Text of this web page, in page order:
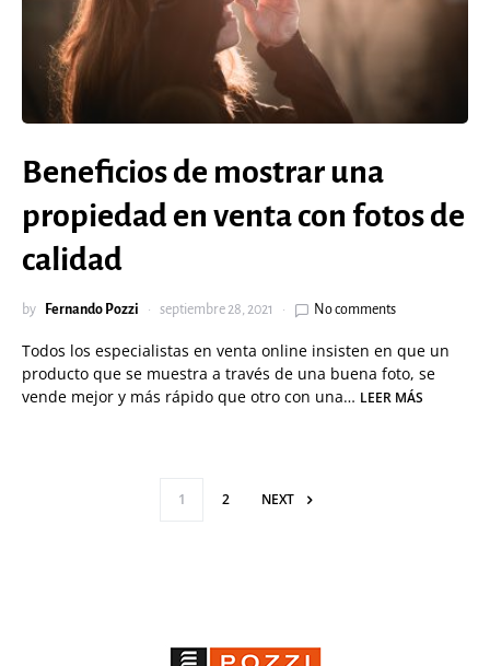
Beneficios de mostrar una
propiedad en venta con fotos de
calidad
by Fernando Pozzi septiembre 28, 2021 No comments
Todos los especialistas en venta online insisten en que un
producto que se muestra a través de una buena foto, se
vende mejor y más rápido que otro con una… LEER MÁS
Paginación de
1 2 NEXT